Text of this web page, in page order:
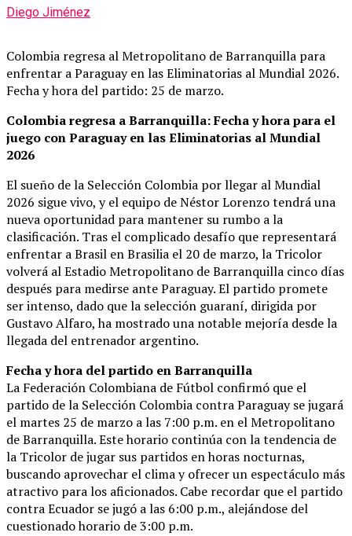
Diego Jiménez
Colombia regresa al Metropolitano de Barranquilla para
enfrentar a Paraguay en las Eliminatorias al Mundial 2026.
Fecha y hora del partido: 25 de marzo.
Colombia regresa a Barranquilla: Fecha y hora para el
juego con Paraguay en las Eliminatorias al Mundial
2026
El sueño de la Selección Colombia por llegar al Mundial
2026 sigue vivo, y el equipo de Néstor Lorenzo tendrá una
nueva oportunidad para mantener su rumbo a la
clasificación. Tras el complicado desafío que representará
enfrentar a Brasil en Brasilia el 20 de marzo, la Tricolor
volverá al Estadio Metropolitano de Barranquilla cinco días
después para medirse ante Paraguay. El partido promete
ser intenso, dado que la selección guaraní, dirigida por
Gustavo Alfaro, ha mostrado una notable mejoría desde la
llegada del entrenador argentino.
Fecha y hora del partido en Barranquilla
La Federación Colombiana de Fútbol confirmó que el
partido de la Selección Colombia contra Paraguay se jugará
el martes 25 de marzo a las 7:00 p.m. en el Metropolitano
de Barranquilla. Este horario continúa con la tendencia de
la Tricolor de jugar sus partidos en horas nocturnas,
buscando aprovechar el clima y ofrecer un espectáculo más
atractivo para los aficionados. Cabe recordar que el partido
contra Ecuador se jugó a las 6:00 p.m., alejándose del
cuestionado horario de 3:00 p.m.